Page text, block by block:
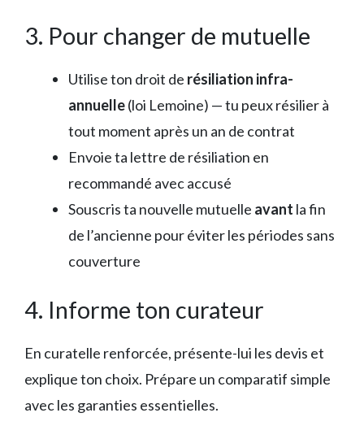
3. Pour changer de mutuelle
Utilise ton droit de résiliation infra-
annuelle(loi Lemoine) — tu peux résilier à
tout moment après un an de contrat
Envoie ta lettre de résiliation en
recommandé avec accusé
Souscris ta nouvelle mutuelle avant la fin
de l’ancienne pour éviter les périodes sans
couverture
4. Informe ton curateur
En curatelle renforcée, présente-lui les devis et
explique ton choix. Prépare un comparatif simple
avec les garanties essentielles.